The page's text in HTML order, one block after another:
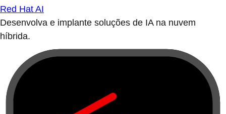
Red Hat AI
Desenvolva e implante soluções de IA na nuvem
híbrida.